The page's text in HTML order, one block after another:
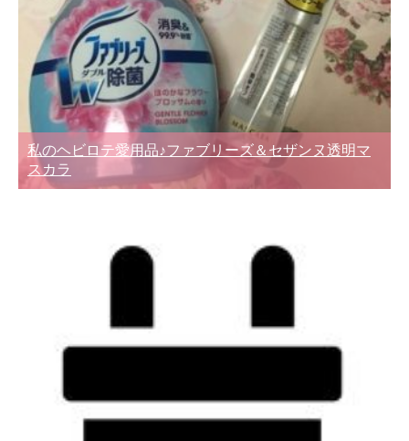
私のヘビロテ愛用品♪ファブリーズ＆セザンヌ透明マ
スカラ